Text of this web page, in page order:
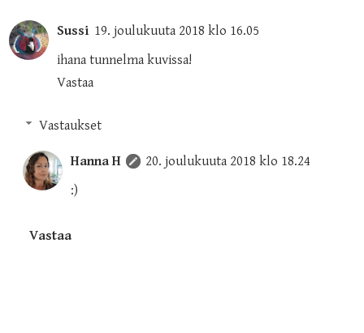
Sussi 19. joulukuuta 2018 klo 16.05
ihana tunnelma kuvissa!
Vastaa
Vastaukset
Hanna H
20. joulukuuta 2018 klo 18.24
:)
Vastaa